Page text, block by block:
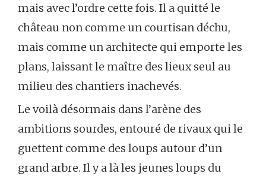
mais avec l’ordre cette fois. Il a quitté le
château non comme un courtisan déchu,
mais comme un architecte qui emporte les
plans, laissant le maître des lieux seul au
milieu des chantiers inachevés.
Le voilà désormais dans l’arène des
ambitions sourdes, entouré de rivaux qui le
guettent comme des loups autour d’un
grand arbre. Il y a là les jeunes loups du